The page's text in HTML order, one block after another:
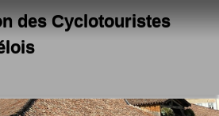
des Cyclotouristes